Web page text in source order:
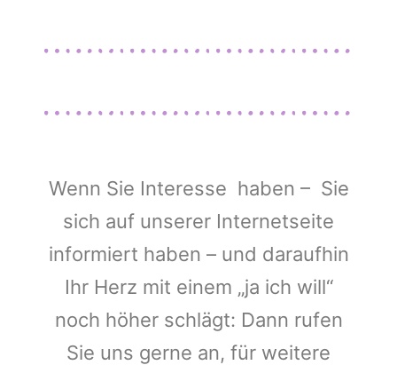
Wenn Sie Interesse haben – Sie
sich auf unserer Internetseite
informiert haben – und daraufhin
Ihr Herz mit einem „ja ich will“
noch höher schlägt: Dann rufen
Sie uns gerne an, für weitere